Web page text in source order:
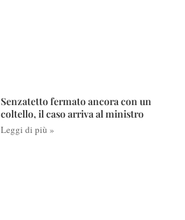
Senzatetto fermato ancora con un
coltello, il caso arriva al ministro
Leggi di più »